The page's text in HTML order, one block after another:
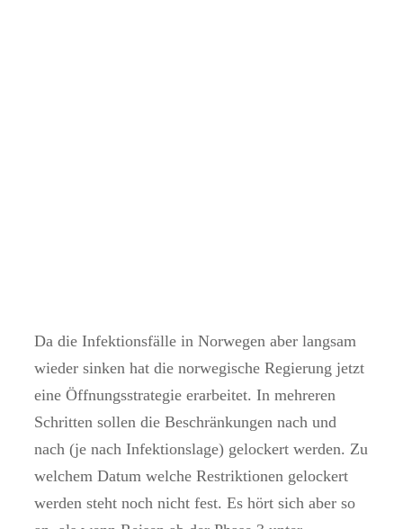
Da die Infektionsfälle in Norwegen aber langsam
wieder sinken hat die norwegische Regierung jetzt
eine Öffnungsstrategie erarbeitet. In mehreren
Schritten sollen die Beschränkungen nach und
nach (je nach Infektionslage) gelockert werden. Zu
welchem Datum welche Restriktionen gelockert
werden steht noch nicht fest. Es hört sich aber so